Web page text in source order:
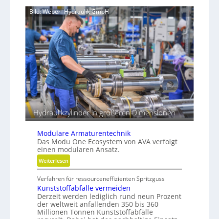
u
p
r
o
z
e
s
s
e
e
n
z
t
r
e
i
b
e
r
Bild: Weber- Hydraulik GmbH
Hydraulikzylinder in größeren Dimensionen
Modulare Armaturentechnik
Das Modu One Ecosystem von AVA verfolgt
einen modularen Ansatz.
Weiterlesen:
M
o
d
u
l
Verfahren für ressourceneffizienten Spritzguss
Kunststoffabfälle vermeiden
Derzeit werden lediglich rund neun Prozent
der weltweit anfallenden 350 bis 360
Millionen Tonnen Kunststoffabfälle